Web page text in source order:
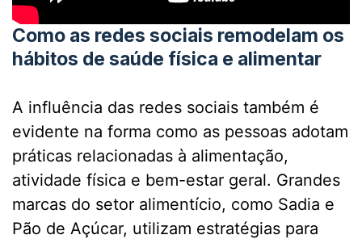
Como as redes sociais remodelam os
hábitos de saúde física e alimentar
A influência das redes sociais também é
evidente na forma como as pessoas adotam
práticas relacionadas à alimentação,
atividade física e bem-estar geral. Grandes
marcas do setor alimentício, como Sadia e
Pão de Açúcar, utilizam estratégias para